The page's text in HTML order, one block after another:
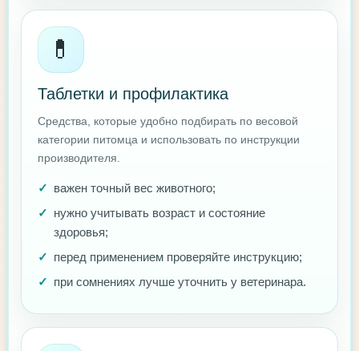
💊
Таблетки и профилактика
Средства, которые удобно подбирать по весовой
категории питомца и использовать по инструкции
производителя.
важен точный вес животного;
нужно учитывать возраст и состояние
здоровья;
перед применением проверяйте инструкцию;
при сомнениях лучше уточнить у ветеринара.